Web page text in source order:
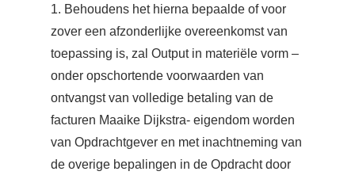
1. Behoudens het hierna bepaalde of voor
zover een afzonderlijke overeenkomst van
toepassing is, zal Output in materiële vorm –
onder opschortende voorwaarden van
ontvangst van volledige betaling van de
facturen Maaike Dijkstra- eigendom worden
van Opdrachtgever en met inachtneming van
de overige bepalingen in de Opdracht door